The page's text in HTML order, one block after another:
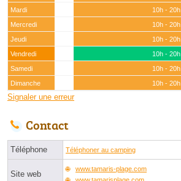
Mardi
10h - 20h
Mercredi
10h - 20h
Jeudi
10h - 20h
Vendredi
10h - 20h
Samedi
10h - 20h
Dimanche
10h - 20h
Signaler une erreur
Contact
Téléphone Téléphoner au camping
Site web
www.tamaris-plage.com